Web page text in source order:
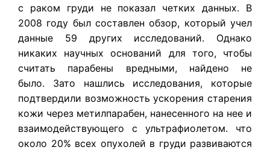
с раком груди не показал четких данных. В
2008 году был составлен обзор, который учел
данные 59 других исследований. Однако
никаких научных оснований для того, чтобы
считать парабены вредными, найдено не
было. Зато нашлись исследования, которые
подтвердили возможность ускорения старения
кожи через метилпарабен, нанесенного на нее и
взаимодействующего с ультрафиолетом. что
около 20% всех опухолей в груди развиваются